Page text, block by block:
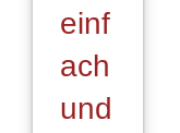
einf
ach
und